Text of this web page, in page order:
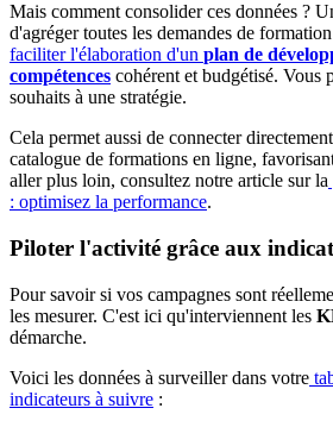
Mais comment consolider ces données ?
d'agréger toutes les demandes de
faciliter l'élaboration d'un plan de
compétences cohérent et budgétisé. Vous
souhaits à une stratégie.
Cela permet aussi de connecter
catalogue de formations en ligne,
aller plus loin, consultez notre article sur la
: optimisez la performance.
Piloter l'activité grâce aux
Pour savoir si vos campagnes sont
les mesurer. C'est ici qu'interviennent les
démarche.
Voici les données à surveiller dans votre
indicateurs à suivre :